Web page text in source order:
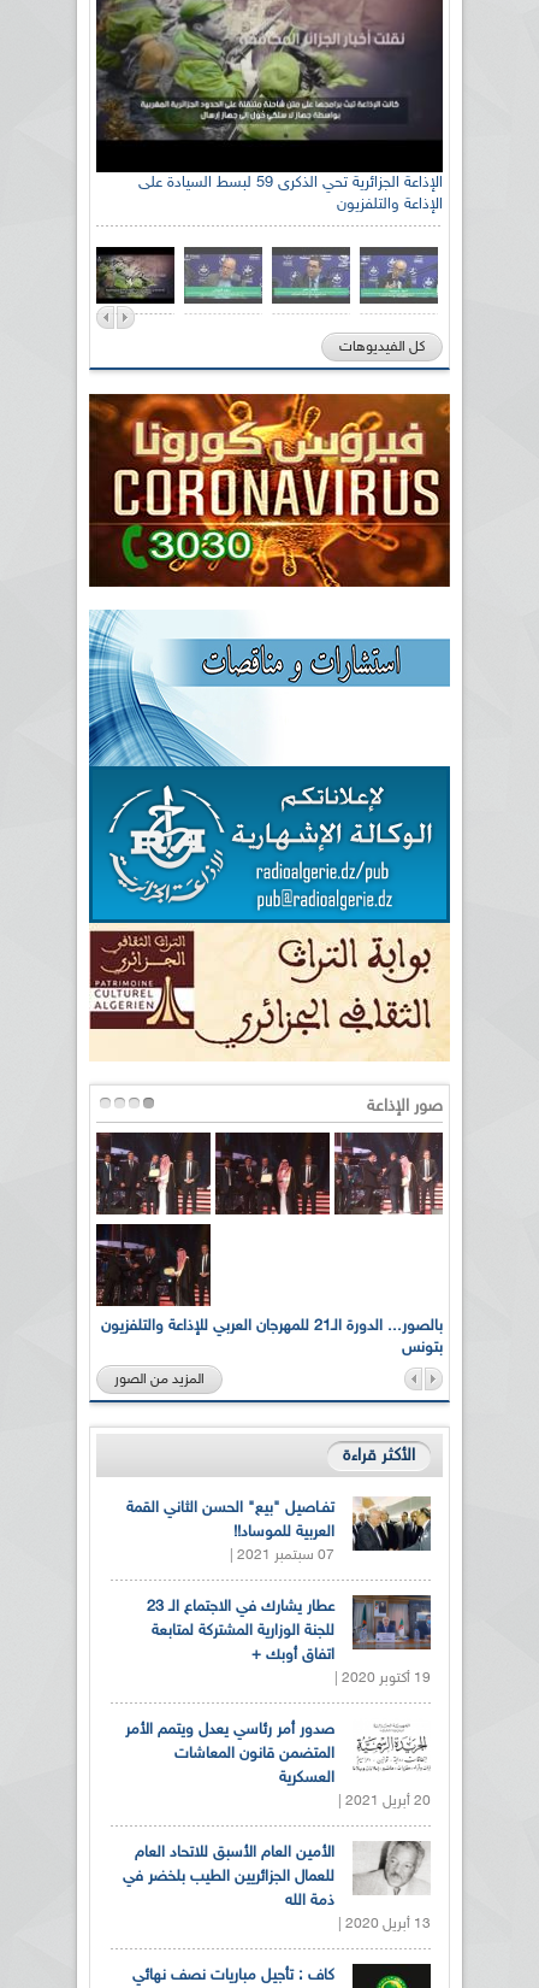
الإذاعة الجزائرية تحي الذكرى 59 لبسط السيادة على
الإذاعة والتلفزيون
رئيس اللجنة الوطنية الجزائرية للتضامن مع الشعب
الصحراوي السيد سعيد العياشي
كل الفيديوهات
صور الإذاعة
بالصور... الدورة الـ21 للمهرجان العربي للإذاعة والتلفزيون
بتونس
المزيد من الصور
الأكثر قراءة
تفـاصيل "بيع" الحسن الثاني القمة
العربية للموساد!!
07 سبتمبر 2021 |
عطار يشارك في الاجتماع الـ 23
للجنة الوزارية المشتركة لمتابعة
اتفاق أوبك +
19 أكتوبر 2020 |
صدور أمر رئاسي يعدل ويتمم الأمر
المتضمن قانون المعاشات
العسكرية
20 أبريل 2021 |
الأمين العام الأسبق للاتحاد العام
للعمال الجزائريين الطيب بلخضر في
ذمة الله
13 أبريل 2020 |
كاف : تأجيل مباريات نصف نهائي